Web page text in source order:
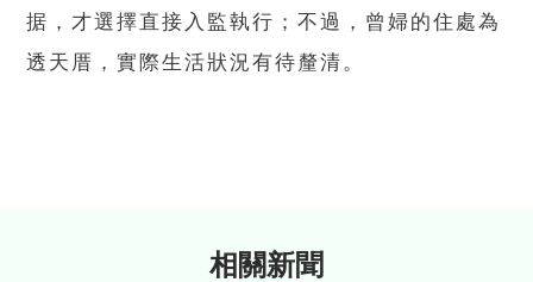
据，才選擇直接入監執行；不過，曾婦的住處為
透天厝，實際生活狀況有待釐清。
相關新聞